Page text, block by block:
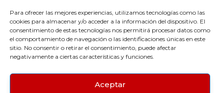
Para ofrecer las mejores experiencias, utilizamos tecnologías como las
cookies para almacenar y/o acceder a la información del dispositivo. El
consentimiento de estas tecnologías nos permitirá procesar datos como
el comportamiento de navegación o las identificaciones únicas en este
sitio. No consentir o retirar el consentimiento, puede afectar
negativamente a ciertas características y funciones.
Aceptar
antes posible
¿Tienes alguna duda o necesitas más
información? Ponte en contacto con nosotros y